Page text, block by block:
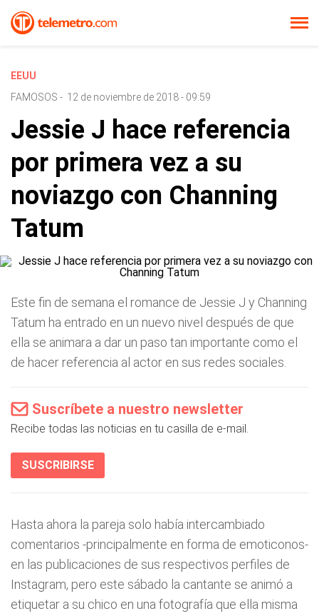
EEUU
FAMOSOS - 12 de noviembre de 2018 - 09:59
Jessie J hace referencia
por primera vez a su
noviazgo con Channing
Tatum
Este fin de semana el romance de Jessie J y Channing
Tatum ha entrado en un nuevo nivel después de que
ella se animara a dar un paso tan importante como el
de hacer referencia al actor en sus redes sociales.
Suscríbete a nuestro newsletter
Recibe todas las noticias en tu casilla de e-mail.
SUSCRIBIRSE
Hasta ahora la pareja solo había intercambiado
comentarios -principalmente en forma de emoticonos-
en las publicaciones de sus respectivos perfiles de
Instagram, pero este sábado la cantante se animó a
etiquetar a su chico en una fotografía que ella misma